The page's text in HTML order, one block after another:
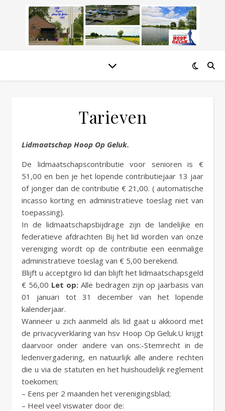
Tarieven
Lidmaatschap Hoop Op Geluk.
De lidmaatschapscontributie voor senioren is €
51,00 en ben je het lopende contributiejaar 13 jaar
of jonger dan de contributie € 21,00. ( automatische
incasso korting en administratieve toeslag niet van
toepassing).
In de lidmaatschapsbijdrage zijn de landelijke en
federatieve afdrachten Bij het lid worden van onze
vereniging wordt op de contributie een eenmalige
administratieve toeslag van € 5,00 berekend.
Blijft u acceptgiro lid dan blijft het lidmaatschapsgeld
€ 56,00 Let op: Alle bedragen zijn op jaarbasis van
01 januari tot 31 december van het lopende
kalenderjaar.
Wanneer u zich aanmeld als lid gaat u akkoord met
de privacyverklaring van hsv Hoop Op Geluk.U krijgt
daarvoor onder andere van ons:-Stemrecht in de
ledenvergadering, en natuurlijk alle andere rechten
die u via de statuten en het huishoudelijk reglement
toekomen;
– Eens per 2 maanden het verenigingsblad;
– Heel veel viswater door de: